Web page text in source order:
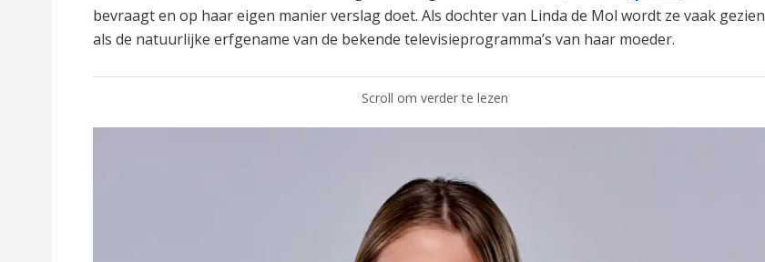
bevraagt en op haar eigen manier verslag doet. Als dochter van Linda de Mol wordt ze vaak gezien
als de natuurlijke erfgename van de bekende televisieprogramma’s van haar moeder.
Scroll om verder te lezen